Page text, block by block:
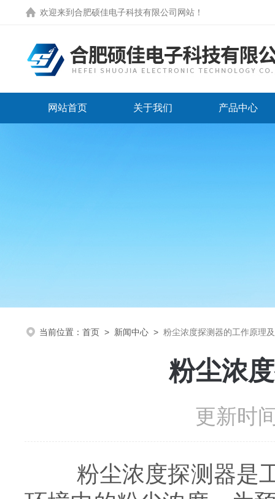
欢迎来到 合肥硕佳电子科技有限公司网站 ！
网站首页 关于我们 产品中心
当前位置： 首页 > 新闻中心 > 粉尘浓度探测器的工作原理
粉尘浓
更新时
粉尘浓度探测器是工